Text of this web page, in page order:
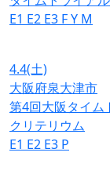
E1 E2 E3 FY M
4.4(土)
大阪府泉大津市
第4回大阪タイム
クリテリウム
E1 E2 E3 P